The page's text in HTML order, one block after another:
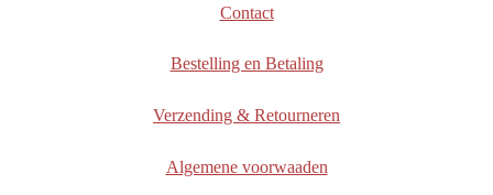
Contact
Bestelling en Betaling
Verzending & Retourneren
Algemene voorwaaden